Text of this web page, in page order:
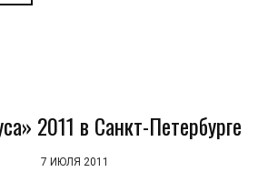
2011 в Санкт-Петербурге
7 ИЮЛЯ 2011